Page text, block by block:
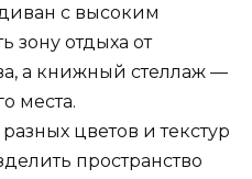
с высоким
зону отдыха от
а книжный стеллаж —
места.
цветов и текстур
пространство